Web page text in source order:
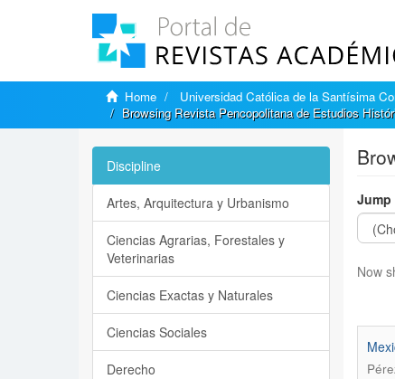
Home Universidad Católica de la Santísima
Browsing Revista Pencopolitana de Estudios
Now
Discipline
Artes, Arquitectura y Urbanismo
Ciencias Agrarias, Forestales y
Veterinarias
Ciencias Exactas y Naturales
Ciencias Sociales
Derecho